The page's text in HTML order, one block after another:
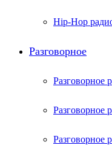
Hip-Hop
Разговорное
Разговорное
Разговорное
Разговорное